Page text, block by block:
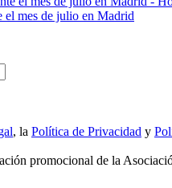
el mes de julio en Madrid
, la Política de Privacidad y
promocional de la